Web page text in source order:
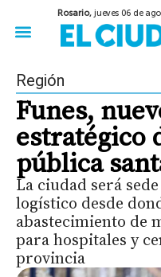
Rosario,jueves 06 de
Región
Funes,
estratégico
pública
La ciudad será
logístico desde
abastecimiento de
para hospitales y
provincia